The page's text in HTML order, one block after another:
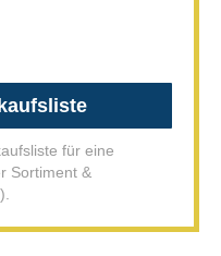
für eine
Sortiment &